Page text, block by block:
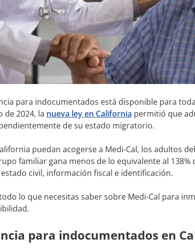
para indocumentados está disponible para
de 2024, la nueva ley en California permitió que
de su estado migratorio.
puedan acogerse a Medi-Cal, los adultos
familiar gana menos de lo equivalente al 138%
civil, información fiscal e identificación.
lo que necesitas saber sobre Medi-Cal para
para indocumentados en